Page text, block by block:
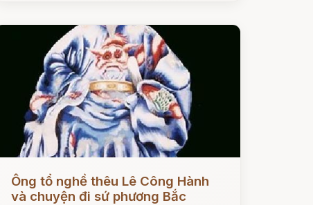
Đọc ngay
Ông tổ nghề thêu Lê Công Hành
và chuyện đi sứ phương Bắc